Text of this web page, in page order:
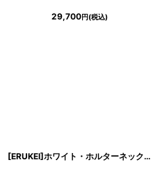
29,700円(税込)
[ERUKEI]ホワイト・ホルターネック・サテン・パール・ギャザー・セクシー・ストレートライン・ロングドレス[送料無料]